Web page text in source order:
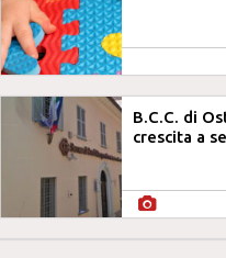
B.C.C. di
crescita a